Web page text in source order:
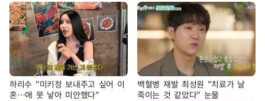
하리수 "미키정 보내주고 싶어 이
혼…애 못 낳아 미안했다"
백혈병 재발 최성원 "치료가 날
죽이는 것 같았다" 눈물